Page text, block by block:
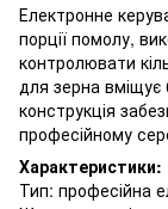
Електронне
порції помолу,
контролювати
для зерна вміщує
конструкція
професійному
Характеристики:
Тип: професійна